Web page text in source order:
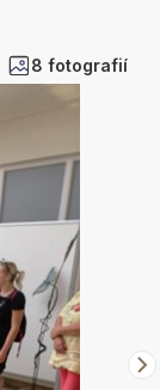
8 fotografií